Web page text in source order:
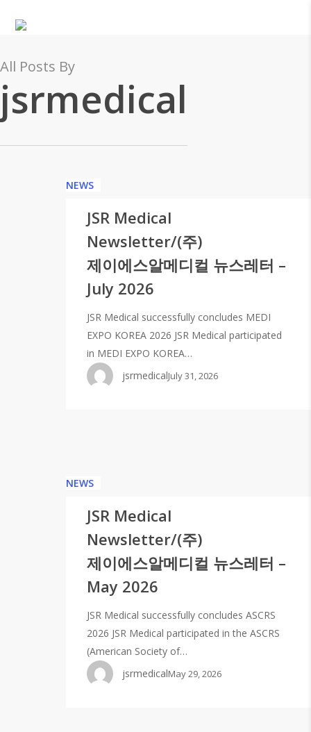
content
All Posts By
jsrmedical
NEWS
JSR Medical
Newsletter/(주)
제이에스알메디컬 뉴스레터 –
July 2026
JSR Medical successfully concludes MEDI
EXPO KOREA 2026 JSR Medical participated
in MEDI EXPO KOREA…
jsrmedicalJuly 31, 2026
NEWS
JSR Medical
Newsletter/(주)
제이에스알메디컬 뉴스레터 –
May 2026
JSR Medical successfully concludes ASCRS
2026 JSR Medical participated in the ASCRS
(American Society of…
jsrmedicalMay 29, 2026